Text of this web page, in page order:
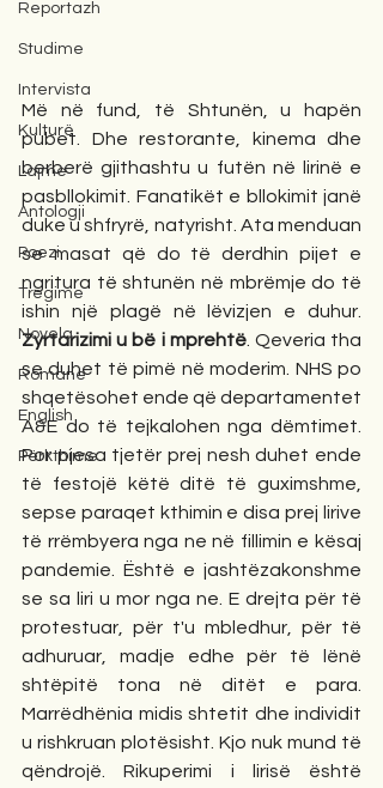
Reportazh
Studime
Intervista
Kulturë
Lajme
Antologji
Poezi
Tregime
Novela
Romane
English
Përkthime
Më në fund, të Shtunën, u hapën
pubet. Dhe restorante, kinema dhe
berberë gjithashtu u futën në lirinë e
pasbllokimit. Fanatikët e bllokimit janë
duke u shfryrë, natyrisht. Ata menduan
se masat që do të derdhin pijet e
ngritura të shtunën në mbrëmje do të
Zyrtarizimi u bë i mprehtë. Qeveria tha
se duhet të pimë në moderim. NHS po
shqetësohet ende që departamentet
A&E do të tejkalohen nga dëmtimet.
Por pjesa tjetër prej nesh duhet ende
të festojë këtë ditë të guximshme,
sepse paraqet kthimin e disa prej lirive
të rrëmbyera nga ne në fillimin e kësaj
pandemie. Është e jashtëzakonshme
se sa liri u mor nga ne. E drejta për të
protestuar, për t'u mbledhur, për të
adhuruar, madje edhe për të lënë
shtëpitë tona në ditët e para.
Marrëdhënia midis shtetit dhe individit
u rishkruan plotësisht. Kjo nuk mund të
qëndrojë. Rikuperimi i lirisë është